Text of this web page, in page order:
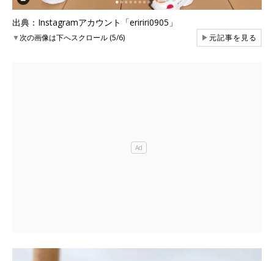
出典：Instagramアカウント「eririri0905」
▼次の画像は下へスクロール (5/6) ▶元記事を見る